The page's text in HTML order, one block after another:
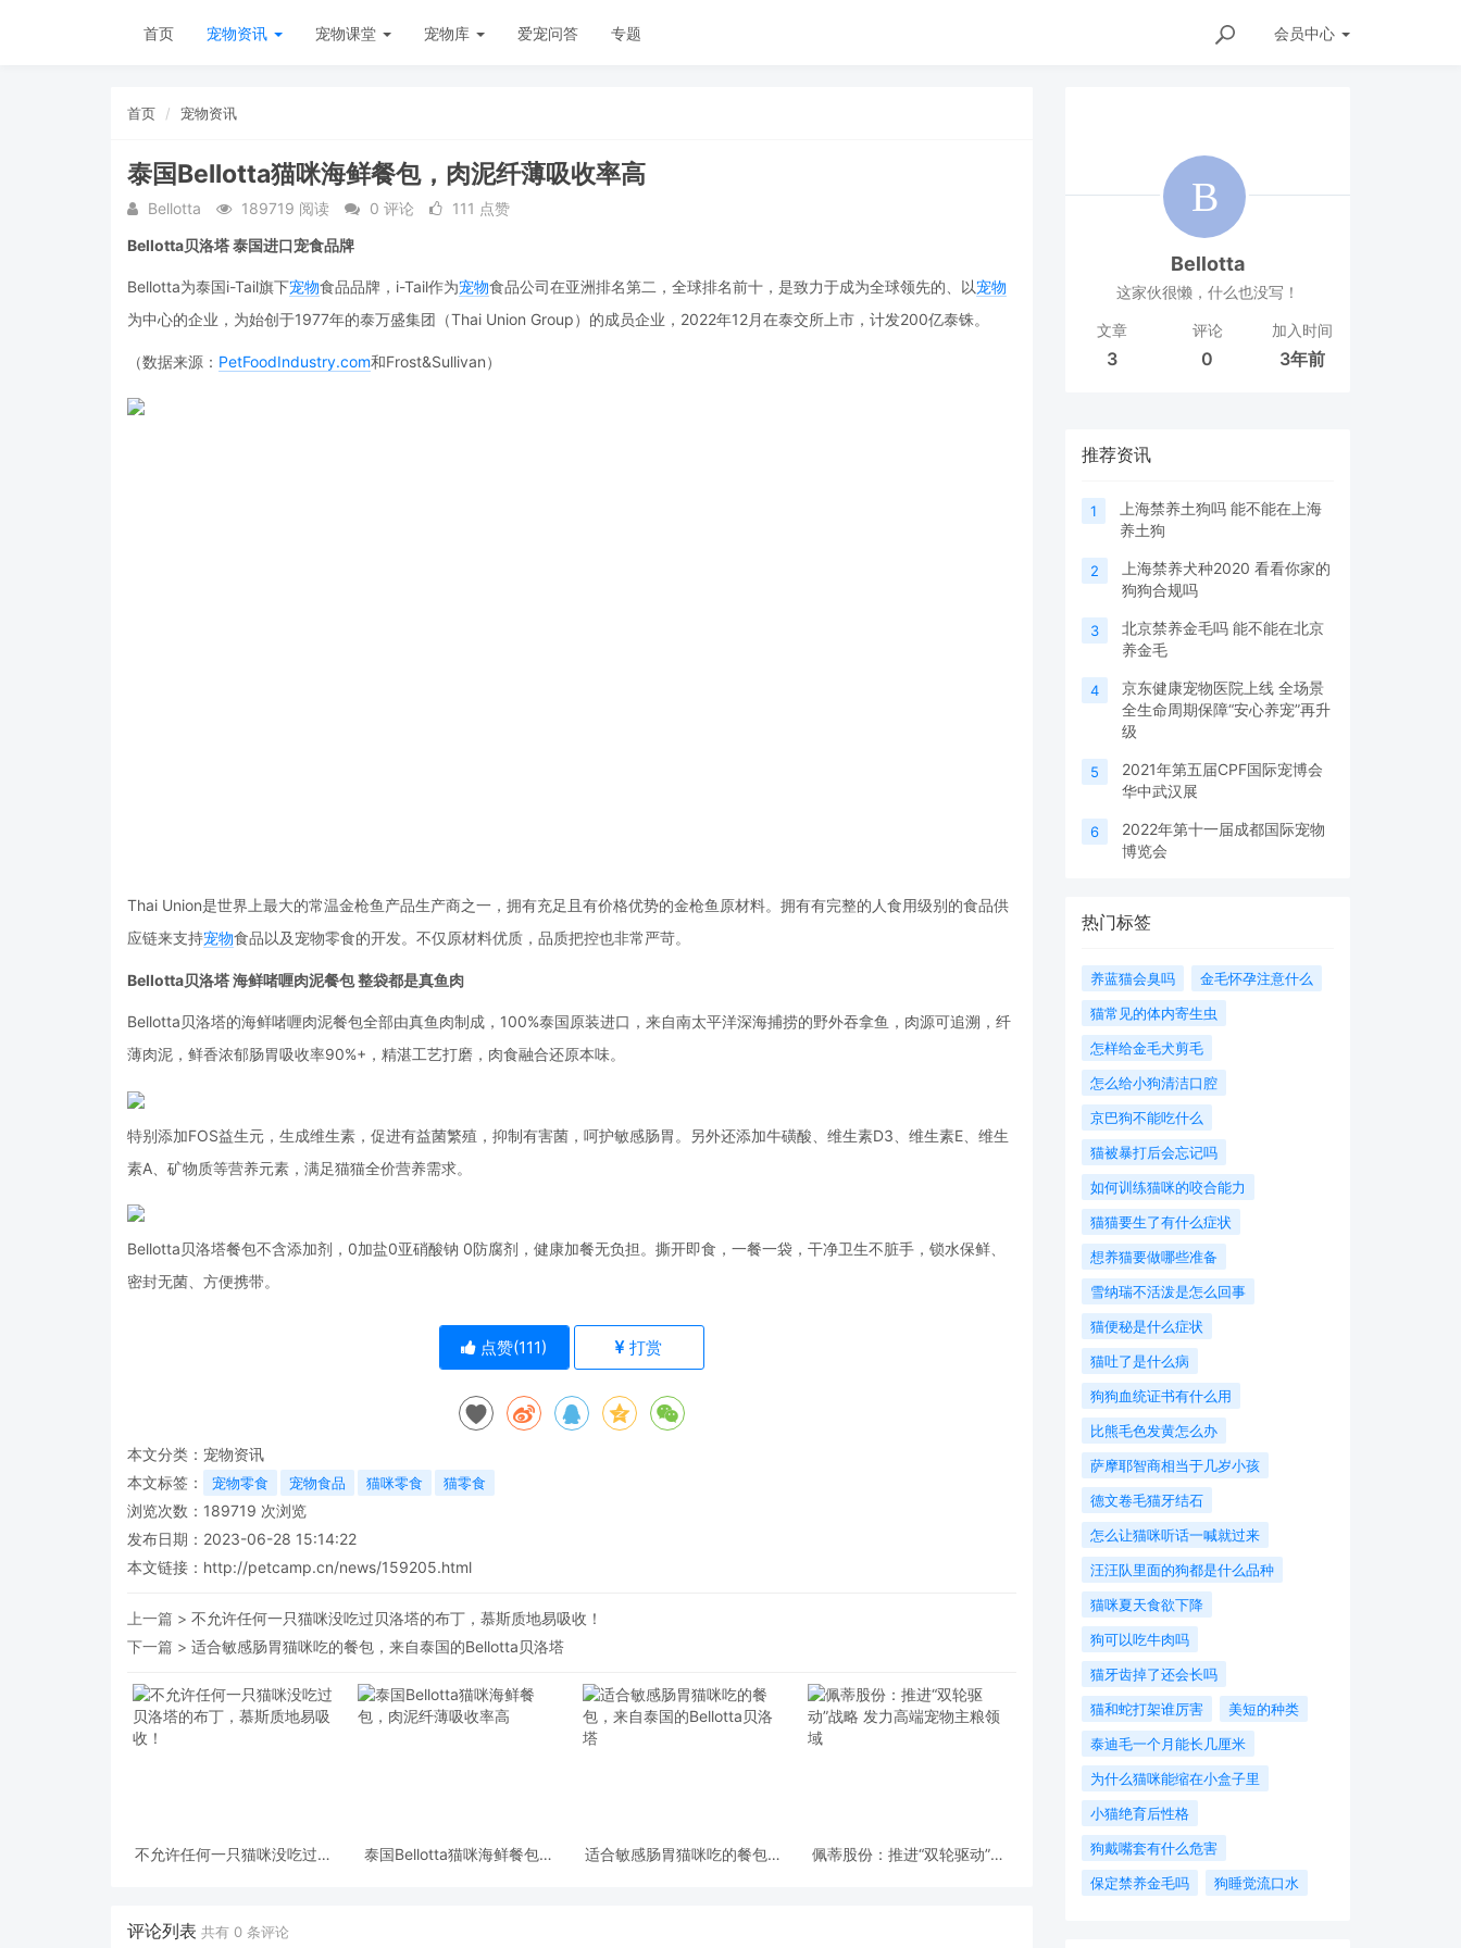
首页 宠物资讯 宠物课堂 宠物库 爱宠问答 专题 会员中心
首页 宠物资讯
泰国Bellotta猫咪海鲜餐包，肉泥纤薄吸收率高
Bellotta 189719 阅读 0 评论
111 点赞
Bellotta贝洛塔 泰国进口宠食品牌
Bellotta为泰国i-Tail旗下宠物食品品牌，i-Tail作为宠物食品公司在亚洲排名第二，全球排名前十，是致力于成为全球领先的、以宠物
为中心的企业，为始创于1977年的泰万盛集团（Thai Union Group）的成员企业，2022年12月在泰交所上市，计发200亿泰铢。
（数据来源： PetFoodIndustry.com和Frost&Sullivan）
Thai Union是世界上最大的常温金枪鱼产品生产商之一，拥有充足且有价格优势的金枪鱼原材料。拥有有完整的人食用级别的食品供
应链来支持宠物食品以及宠物零食的开发。不仅原材料优质，品质把控也非常严苛。
Bellotta贝洛塔 海鲜啫喱肉泥餐包 整袋都是真鱼肉
Bellotta贝洛塔的海鲜啫喱肉泥餐包全部由真鱼肉制成，100%泰国原装进口，来自南太平洋深海捕捞的野外吞拿鱼，肉源可追溯，纤
薄肉泥，鲜香浓郁肠胃吸收率90%+，精湛工艺打磨，肉食融合还原本味。
特别添加FOS益生元，生成维生素，促进有益菌繁殖，抑制有害菌，呵护敏感肠胃。另外还添加牛磺酸、维生素D3、维生素E、维生
素A、矿物质等营养元素，满足猫猫全价营养需求。
Bellotta贝洛塔餐包不含添加剂，0加盐0亚硝酸钠 0防腐剂，健康加餐无负担。撕开即食，一餐一袋，干净卫生不脏手，锁水保鲜、
密封无菌、方便携带。
点赞(111) 打赏
本文分类： 宠物资讯
本文标签：
宠物零食 宠物食品 猫咪零食 猫零食
浏览次数： 189719 次浏览
发布日期：2023-06-28 15:14:22
本文链接： http://petcamp.cn/news/159205.html
上一篇 > 不允许任何一只猫咪没吃过贝洛塔的布丁，慕斯质地易吸收！
下一篇 > 适合敏感肠胃猫咪吃的餐包，来自泰国的Bellotta贝洛塔
不允许任何一只猫咪没吃过贝
泰国Bellotta猫咪海鲜餐包，
适合敏感肠胃猫咪吃的餐包，
佩蒂股份：推进“双轮驱动”战
评论列表 共有 0 条评论
Bellotta
这家伙很懒，什么也没写！
文章
3
评论
0
加入时间
3年前
推荐资讯
1
上海禁养土狗吗 能不能在上海
养土狗
2
上海禁养犬种2020 看看你家的
狗狗合规吗
3
北京禁养金毛吗 能不能在北京
养金毛
4
京东健康宠物医院上线 全场景
全生命周期保障“安心养宠”再升
级
5
2021年第五届CPF国际宠博会
华中武汉展
6
2022年第十一届成都国际宠物
博览会
热门标签
养蓝猫会臭吗
金毛怀孕注意什么
猫常见的体内寄生虫
怎样给金毛犬剪毛
怎么给小狗清洁口腔
京巴狗不能吃什么
猫被暴打后会忘记吗
如何训练猫咪的咬合能力
猫猫要生了有什么症状
想养猫要做哪些准备
​雪纳瑞不活泼是怎么回事
猫便秘是什么症状
猫吐了是什么病
狗狗血统证书有什么用
比熊毛色发黄怎么办
萨摩耶智商相当于几岁小孩
德文卷毛猫牙结石
怎么让猫咪听话一喊就过来
汪汪队里面的狗都是什么品种
猫咪夏天食欲下降
狗可以吃牛肉吗
猫牙齿掉了还会长吗
猫和蛇打架谁厉害
美短的种类
泰迪毛一个月能长几厘米
为什么猫咪能缩在小盒子里
小猫绝育后性格
狗戴嘴套有什么危害
保定禁养金毛吗
狗睡觉流口水